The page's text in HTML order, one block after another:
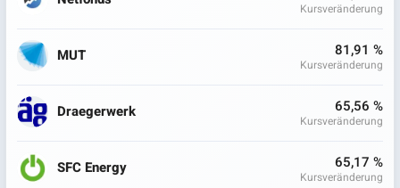
Kursveränderung
MUT 81,91 %
Kursveränderung
Draegerwerk 65,56 %
Kursveränderung
SFC Energy 65,17 %
Kursveränderung